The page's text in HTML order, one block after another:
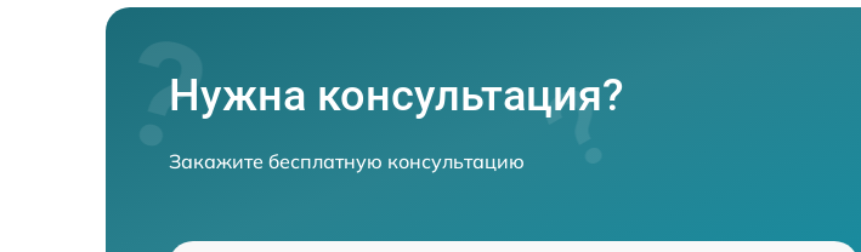
Нужна консультация?
Закажите бесплатную консультацию